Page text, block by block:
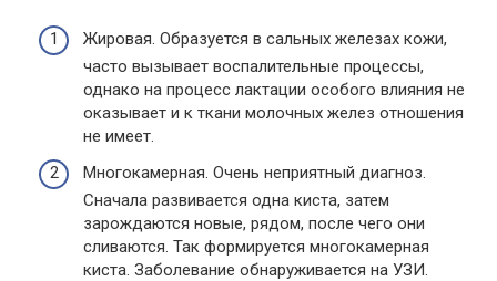
Жировая. Образуется в сальных железах кожи,
часто вызывает воспалительные процессы,
однако на процесс лактации особого влияния не
оказывает и к ткани молочных желез отношения
не имеет.
Многокамерная. Очень неприятный диагноз.
Сначала развивается одна киста, затем
зарождаются новые, рядом, после чего они
сливаются. Так формируется многокамерная
киста. Заболевание обнаруживается на УЗИ.